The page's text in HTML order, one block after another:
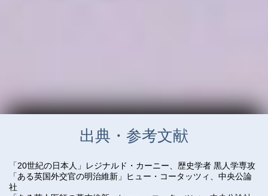
出典・参考文献
「20世紀の日本人」 レジナルド・カーニー
歴史学者 黒人学専攻
「ある英国外交官の明治維新」ヒュー・コータッツィ、中央公論
社